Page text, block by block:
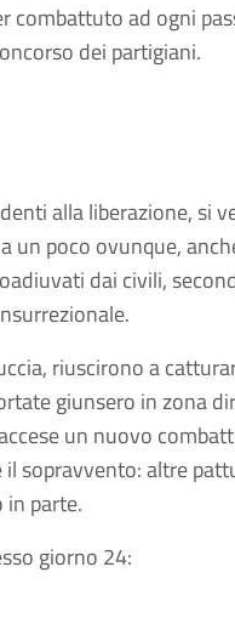
combattuto ad ogni
dei partigiani.
alla liberazione, si
un poco ovunque,
dai civili,
riuscirono a
giunsero in zona
un nuovo
sopravvento: altre
in parte.
giorno 24: